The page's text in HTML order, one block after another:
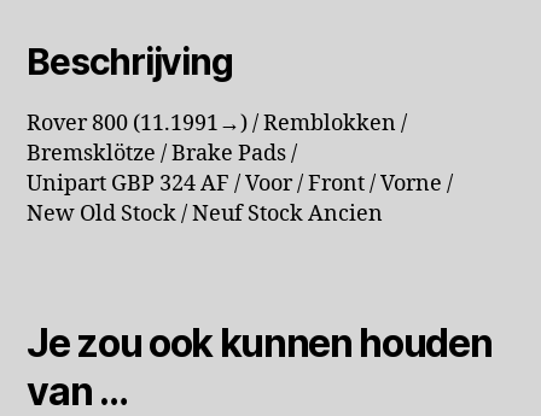
Beschrijving
Rover 800 (11.1991→) / Remblokken /
Bremsklötze / Brake Pads /
Unipart GBP 324 AF / Voor / Front / Vorne /
New Old Stock / Neuf Stock Ancien
Je zou ook kunnen houden
van …